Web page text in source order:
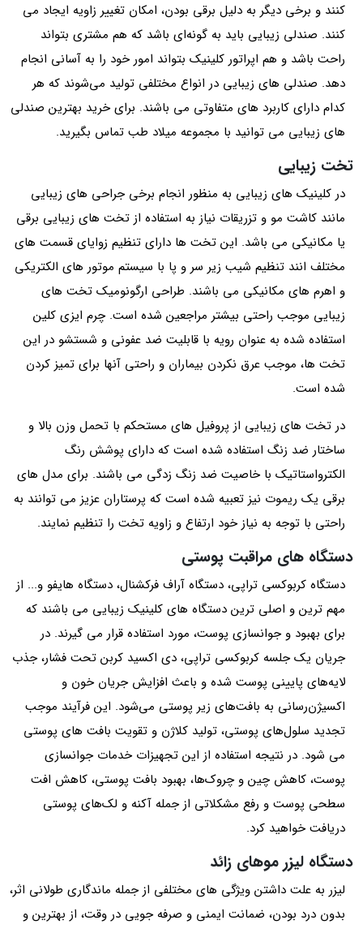
کنند و برخی دیگر به دلیل برقی بودن، امکان تغییر زاویه ایجاد می
کنند. صندلی زیبایی باید به گونه‌ای باشد که هم مشتری بتواند
راحت باشد و هم اپراتور کلینیک بتواند امور خود را به آسانی انجام
دهد. صندلی های زیبایی در انواع مختلفی تولید می‌شوند که هر
کدام دارای کاربرد های متفاوتی می باشند. برای خرید بهترین صندلی
های زیبایی می توانید با مجموعه میلاد طب تماس بگیرید.
تخت زیبایی
در کلینیک های زیبایی به منظور انجام برخی جراحی های زیبایی
مانند کاشت مو و تزریقات نیاز به استفاده از تخت های زیبایی برقی
یا مکانیکی می باشد. این تخت ها دارای تنظیم زوایای قسمت های
مختلف انند تنظیم شیب زیر سر و پا با سیستم موتور های الکتریکی
و اهرم های مکانیکی می باشند. طراحی ارگونومیک تخت های
زیبایی موجب راحتی بیشتر مراجعین شده است. چرم ایزی کلین
استفاده شده به عنوان رویه با قابلیت ضد عفونی و شستشو در این
تخت ها، موجب عرق نکردن بیماران و راحتی آنها برای تمیز کردن
شده است.
در تخت های زیبایی از پروفیل های مستحکم با تحمل وزن بالا و
ساختار ضد زنگ استفاده شده است که دارای پوشش رنگ
الکترواستاتیک با خاصیت ضد زنگ زدگی می باشند. برای مدل های
برقی یک ریموت نیز تعبیه شده است که پرستاران عزیز می توانند به
راحتی با توجه به نیاز خود ارتفاع و زاویه تخت را تنظیم نمایند.
دستگاه های مراقبت پوستی
دستگاه کربوکسی‌ تراپی، دستگاه آراف فرکشنال، دستگاه هایفو و... از
مهم ترین و اصلی ترین دستگاه های کلینیک زیبایی می باشند که
برای بهبود و جوانسازی پوست، مورد استفاده قرار می گیرند. در
جریان یک جلسه کربوکسی تراپی، دی اکسید کربن تحت فشار، جذب
لایه‌های پایینی پوست شده و باعث افزایش جریان خون و
اکسیژن‌رسانی به بافت‌های زیر پوستی می‌شود. این فرآیند موجب
تجدید سلول‌های پوستی، تولید کلاژن و تقویت بافت های پوستی
می شود. در نتیجه استفاده از این تجهیزات خدمات جوانسازی
پوست، کاهش چین و چروک‌ها، بهبود بافت پوستی، کاهش افت
سطحی پوست و رفع مشکلاتی از جمله آکنه و لک‌های پوستی
دریافت خواهید کرد.
دستگاه لیزر موهای زائد
لیزر به علت داشتن ویژگی های مختلفی از جمله ماندگاری طولانی اثر،
بدون درد بودن، ضمانت ایمنی و صرفه جویی در وقت، از بهترین و